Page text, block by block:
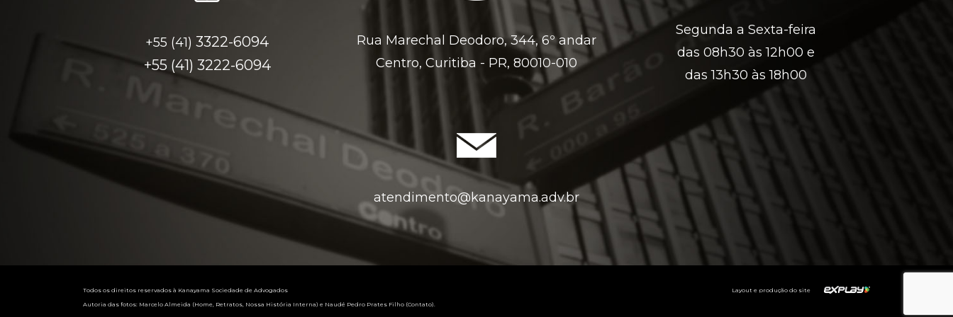
+55 (41) 3322-6094
+55 (41) 3222-6094
Rua Marechal Deodoro, 344, 6º andar
Centro, Curitiba - PR, 80010-010
Segunda a Sexta-feira
das 08h30 às 12h00 e
das 13h30 às 18h00
atendimento@kanayama.adv.br
Todos os direitos reservados à Kanayama Sociedade de Advogados
Autoria das fotos: Marcelo Almeida (Home, Retratos, Nossa História Interna) e Naudé Pedro Prates Filho (Contato).
Layout e produção do site